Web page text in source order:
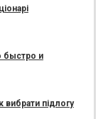
быстро и
підлогу